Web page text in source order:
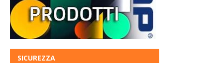
SICUREZZA